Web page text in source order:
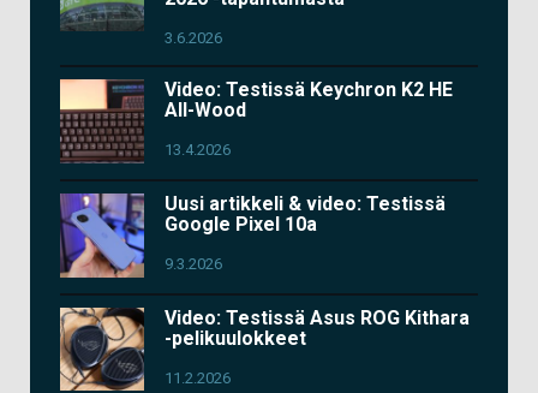
3.6.2026
Video: Testissä Keychron K2 HE
All-Wood
13.4.2026
Uusi artikkeli & video: Testissä
Google Pixel 10a
9.3.2026
Video: Testissä Asus ROG Kithara
-pelikuulokkeet
11.2.2026